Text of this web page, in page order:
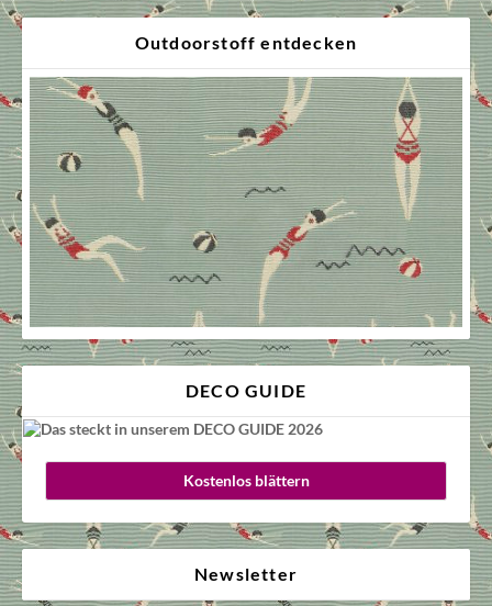
Outdoorstoff entdecken
DECO GUIDE
Kostenlos blättern
Newsletter